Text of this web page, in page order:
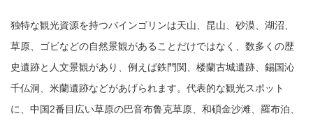
独特な観光資源を持つバインゴリンは天山、昆山、砂漠、湖沼、
草原、ゴビなどの自然景観があることだけではなく、数多くの歴
史遺跡と人文景観があり、例えば鉄門関、楼蘭古城遺跡、錫国沁
千仏洞、米蘭遺跡などがあげられます。 代表的な観光スポット
に、中国2番目広い草原の巴音布鲁克草原、和碩金沙滩、羅布泊、